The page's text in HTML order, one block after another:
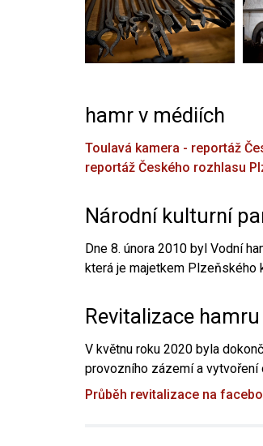
hamr v médiích
Toulavá kamera - reportáž
reportáž Českého rozhlasu
Národní kulturní
Dne 8. února 2010 byl Vodní
která je majetkem Plzeňského
Revitalizace
V květnu roku 2020 byla
provozního zázemí a
Průběh revitalizace na